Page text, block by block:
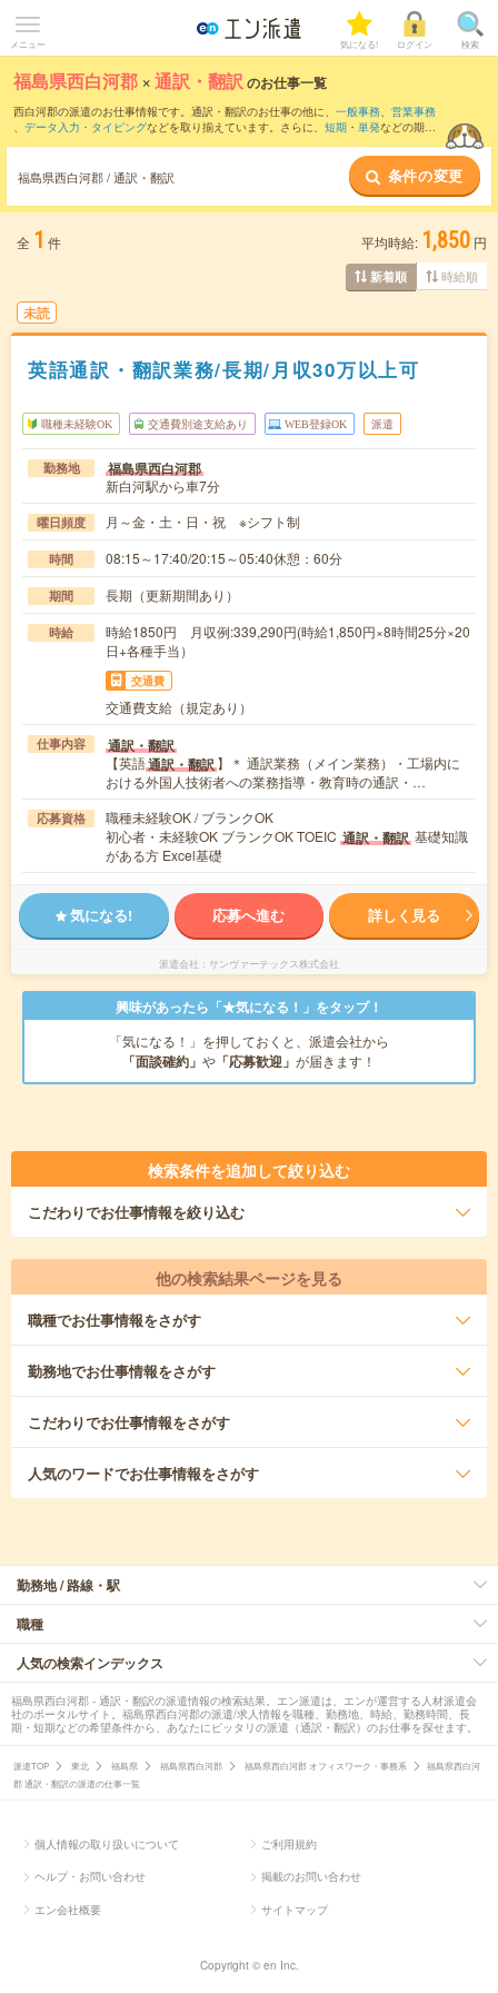
メニュー 気になる! ログイン 検索
福島県西白河郡 ×通訳・翻訳のお仕事一覧
西白河郡の派遣のお仕事情報です。通訳・翻訳のお仕事の他に、 一般事務、 営業事務
、 データ入力・タイピングなどを取り揃えています。さらに、 短期 ・ 単発などの期間
福島県西白河郡 / 通訳・翻訳 条件の変更
全 1 件 平均時給: 1,850 円
新着順 時給順
未読
英語通訳・翻訳業務/長期/月収30万以上可
職種未経験OK 交通費別途支給あり WEB登録OK 派遣
勤務地 福島県西白河郡
新白河駅から車7分
曜日頻度 月～金・土・日・祝 ※シフト制
時間 08:15～17:40/20:15～05:40休憩：60分
期間 長期（更新期間あり）
時給
時給1850円 月収例:339,290円(時給1,850円×8時間25分×20
日+各種手当）
交通費
交通費支給（規定あり）
仕事内容 通訳・翻訳
【英語通訳・翻訳】＊ 通訳業務（メイン業務）・工場内に
おける外国人技術者への業務指導・教育時の通訳・…
応募資格
職種未経験OK / ブランクOK
初心者・未経験OK ブランクOK TOEIC 通訳・翻訳 基礎知識
がある方 Excel基礎
気になる! 応募へ進む 詳しく見る
派遣会社 サンヴァーテックス株式会社
興味があったら「★気になる！」をタップ！
「気になる！」を押しておくと、派遣会社から
「面談確約」 や 「応募歓迎」 が届きます！
検索条件を追加して絞り込む
こだわりでお仕事情報を絞り込む
他の検索結果ページを見る
職種でお仕事情報をさがす
勤務地でお仕事情報をさがす
こだわりでお仕事情報をさがす
人気のワードでお仕事情報をさがす
勤務地 / 路線・駅
職種
人気の検索インデックス
福島県西白河郡 - 通訳・翻訳の派遣情報の検索結果。エン派遣は、エンが運営する人材派遣会
社のポータルサイト。福島県西白河郡の派遣/求人情報を職種、勤務地、時給、勤務時間、長
期・短期などの希望条件から、あなたにピッタリの派遣（通訳・翻訳）のお仕事を探せます。
派遣TOP 東北 福島県 福島県西白河郡 福島県西白河郡 オフィスワーク・事務系
福島県西白河
郡 通訳・翻訳の派遣の仕事一覧
個人情報の取り扱いについて ご利用規約
ヘルプ・お問い合わせ 掲載のお問い合わせ
エン会社概要 サイトマップ
Copyright © en Inc.